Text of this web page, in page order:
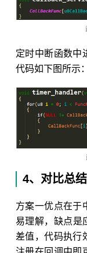
定时中断函数中
代码如下图所示：
4、对比总结
方案一优点在于
易理解，缺点是
差值，代码执行